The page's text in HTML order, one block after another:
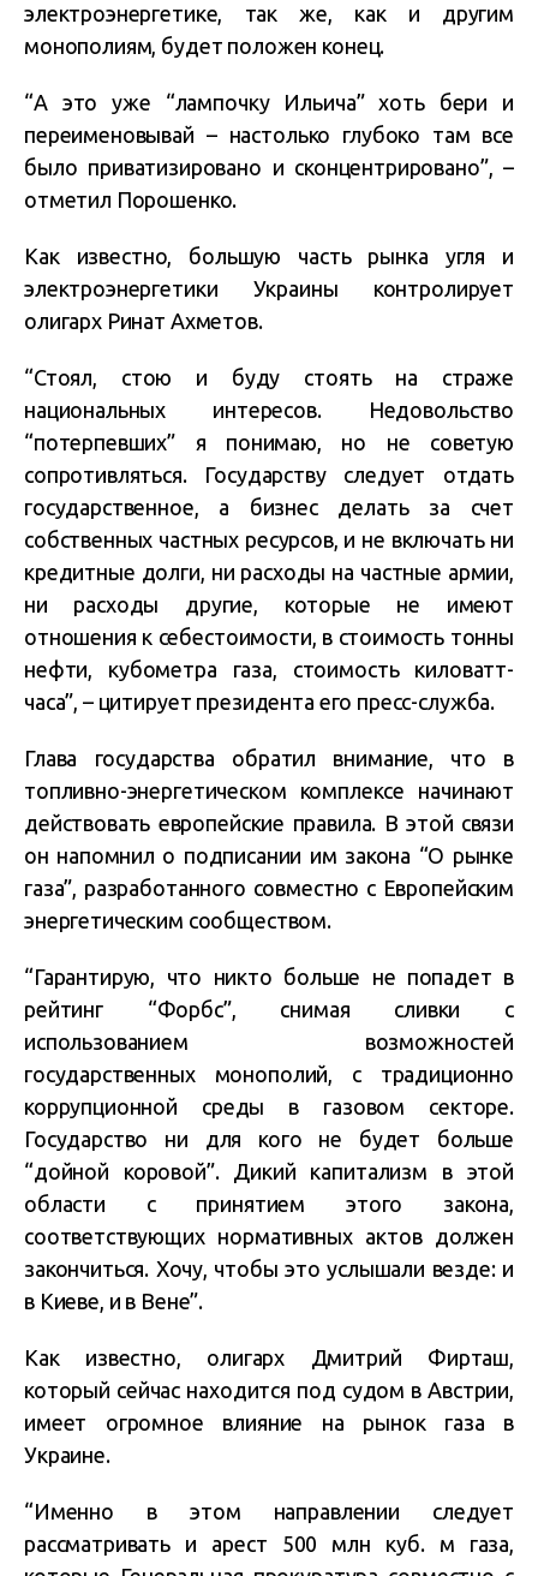
электроэнергетике, так же, как и другим
монополиям, будет положен конец.
“А это уже “лампочку Ильича” хоть бери и
переименовывай – настолько глубоко там все
было приватизировано и сконцентрировано”, –
отметил Порошенко.
Как известно, большую часть рынка угля и
электроэнергетики Украины контролирует
олигарх Ринат Ахметов.
“Стоял, стою и буду стоять на страже
национальных интересов. Недовольство
“потерпевших” я понимаю, но не советую
сопротивляться. Государству следует отдать
государственное, а бизнес делать за счет
собственных частных ресурсов, и не включать ни
кредитные долги, ни расходы на частные армии,
ни расходы другие, которые не имеют
отношения к себестоимости, в стоимость тонны
нефти, кубометра газа, стоимость киловатт-
часа”, – цитирует президента его пресс-служба.
Глава государства обратил внимание, что в
топливно-энергетическом комплексе начинают
действовать европейские правила. В этой связи
он напомнил о подписании им закона “О рынке
газа”, разработанного совместно с Европейским
энергетическим сообществом.
“Гарантирую, что никто больше не попадет в
рейтинг “Форбс”, снимая сливки с
использованием возможностей
государственных монополий, с традиционно
коррупционной среды в газовом секторе.
Государство ни для кого не будет больше
“дойной коровой”. Дикий капитализм в этой
области с принятием этого закона,
соответствующих нормативных актов должен
закончиться. Хочу, чтобы это услышали везде: и
в Киеве, и в Вене”.
Как известно, олигарх Дмитрий Фирташ,
который сейчас находится под судом в Австрии,
имеет огромное влияние на рынок газа в
Украине.
“Именно в этом направлении следует
рассматривать и арест 500 млн куб. м газа,